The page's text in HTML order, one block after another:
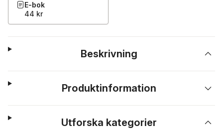
E-bok
44 kr
Beskrivning
Produktinformation
Utforska kategorier